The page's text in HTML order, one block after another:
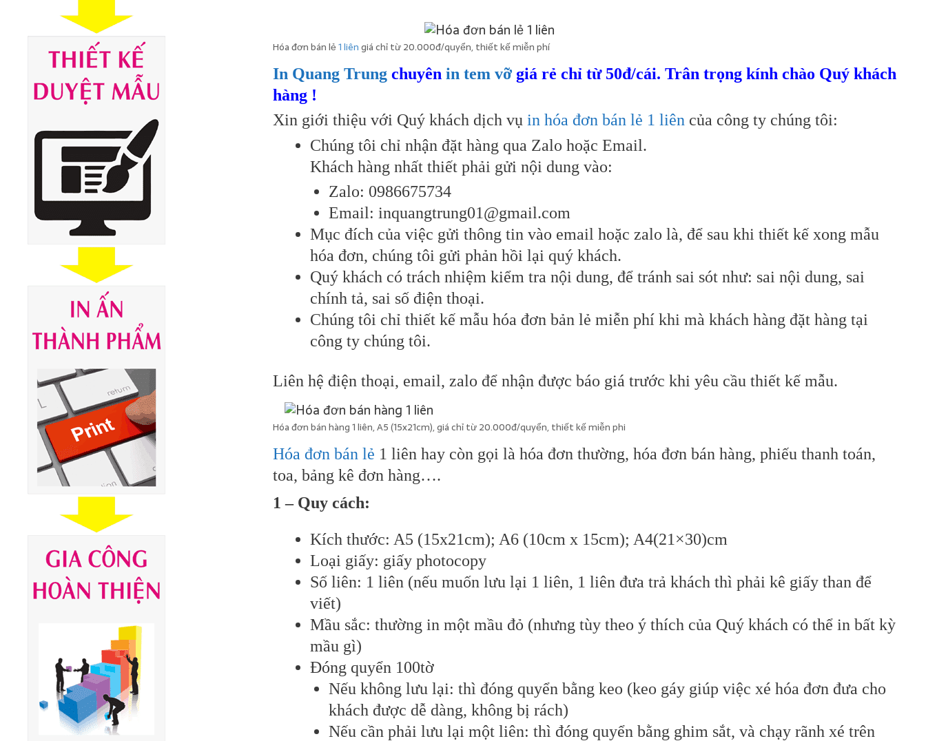
Hóa đơn bán lẻ1 liêngiá chỉ từ 20.000đ/quyển, thiết kế miễn phí
In Quang Trung chuyên in tem vỡ giá rẻ chỉ từ 50đ/cái. Trân trọng kính chào Quý khách
hàng !
Xin giới thiệu với Quý khách dịch vụ in hóa đơn bán lẻ 1 liên của công ty chúng tôi:
Chúng tôi chỉ nhận đặt hàng qua Zalo hoặc Email.
Khách hàng nhất thiết phải gửi nội dung vào:
Zalo: 0986675734
Email: inquangtrung01@gmail.com
Mục đích của việc gửi thông tin vào email hoặc zalo là, để sau khi thiết kế xong mẫu
hóa đơn, chúng tôi gửi phản hồi lại quý khách.
Quý khách có trách nhiệm kiểm tra nội dung, để tránh sai sót như: sai nội dung, sai
chính tả, sai số điện thoại.
Chúng tôi chỉ thiết kế mẫu hóa đơn bản lẻ miễn phí khi mà khách hàng đặt hàng tại
công ty chúng tôi.
Liên hệ điện thoại, email, zalo để nhận được báo giá trước khi yêu cầu thiết kế mẫu.
Hóa đơn bán hàng 1 liên, A5 (15x21cm), giá chỉ từ 20.000đ/quyển, thiết kế miễn phi
Hóa đơn bán lẻ 1 liên hay còn gọi là hóa đơn thường, hóa đơn bán hàng, phiếu thanh toán,
toa, bảng kê đơn hàng….
1 – Quy cách:
Kích thước: A5 (15x21cm); A6 (10cm x 15cm); A4(21×30)cm
Loại giấy: giấy photocopy
Số liên: 1 liên (nếu muốn lưu lại 1 liên, 1 liên đưa trả khách thì phải kê giấy than để
viết)
Mầu sắc: thường in một mầu đỏ (nhưng tùy theo ý thích của Quý khách có thể in bất kỳ
mầu gì)
Đóng quyển 100tờ
Nếu không lưu lại: thì đóng quyển bằng keo (keo gáy giúp việc xé hóa đơn đưa cho
khách được dễ dàng, không bị rách)
Nếu cần phải lưu lại một liên: thì đóng quyển bằng ghim sắt, và chạy rãnh xé trên